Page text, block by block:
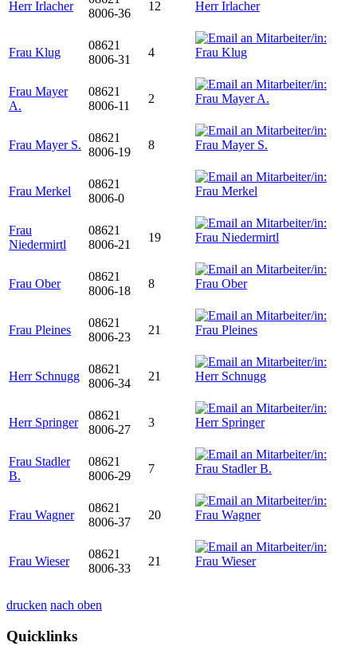
Herr Irlacher
8006-36
12
Frau Klug
08621
8006-31
4
Frau Mayer
A.
08621
8006-11
2
Frau Mayer S.
08621
8006-19
8
Frau Merkel
08621
8006-0
Frau
Niedermirtl
08621
8006-21
19
Frau Ober
08621
8006-18
8
Frau Pleines
08621
8006-23
21
Herr Schnugg
08621
8006-34
21
Herr Springer
08621
8006-27
3
Frau Stadler
B.
08621
8006-29
7
Frau Wagner
08621
8006-37
20
Frau Wieser
08621
8006-33
21
drucken nach oben
Quicklinks